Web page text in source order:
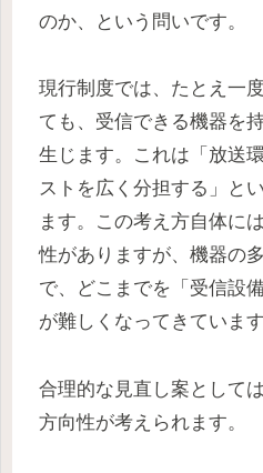
のか、という問いです。
現行制度では、たとえ一
ても、受信できる機器を
生じます。これは「放送
ストを広く分担する」と
ます。この考え方自体に
性がありますが、機器の
で、どこまでを「受信設
が難しくなってきています
合理的な見直し案として
方向性が考えられます。